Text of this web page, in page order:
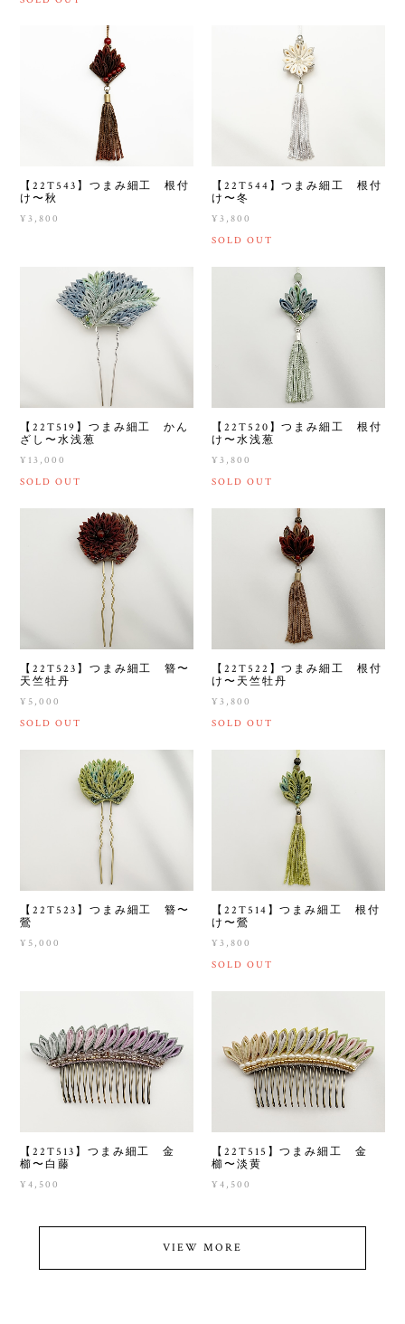
【22T543】つまみ細工 根付
け〜秋
¥3,800
【22T544】つまみ細工 根付
け〜冬
¥3,800
SOLD OUT
【22T519】つまみ細工 かん
ざし〜水浅葱
¥13,000
SOLD OUT
【22T520】つまみ細工 根付
け〜水浅葱
¥3,800
SOLD OUT
【22T523】つまみ細工 簪〜
天竺牡丹
¥5,000
SOLD OUT
【22T522】つまみ細工 根付
け〜天竺牡丹
¥3,800
SOLD OUT
【22T523】つまみ細工 簪〜
鶯
¥5,000
【22T514】つまみ細工 根付
け〜鶯
¥3,800
SOLD OUT
【22T513】つまみ細工 金
櫛〜白藤
¥4,500
【22T515】つまみ細工 金
櫛〜淡黄
¥4,500
VIEW MORE